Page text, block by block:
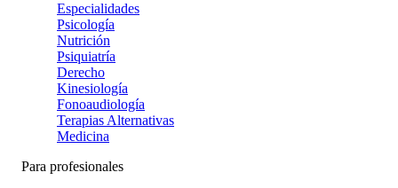
Especialidades
Psicología
Nutrición
Psiquiatría
Derecho
Kinesiología
Fonoaudiología
Terapias Alternativas
Medicina
Para profesionales